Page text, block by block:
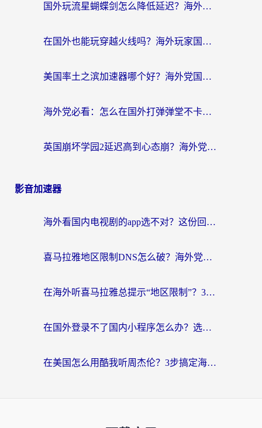
国外玩流星蝴蝶剑怎么降低延迟？海外党必看的加速秘籍（含欧洲鸣潮&彩虹岛优化攻略）
在国外也能玩穿越火线吗？海外玩家国服游戏畅玩终极指南
美国率土之滨加速器哪个好？海外党国服游戏畅玩终极指南（附多游戏解决方案）
海外党必看：怎么在国外打弹弹堂不卡？番茄加速器亲测指南
英国崩坏学园2延迟高到心态崩？海外党国服游戏加速终极指南
影音加速器
海外看国内电视剧的app选不对？这份回国加速器避坑指南帮你流畅追剧
喜马拉雅地区限制DNS怎么破？海外党听国内音乐听书的终极解决方案
在海外听喜马拉雅总提示“地区限制”？3步轻松解除+听国内音乐全攻略
在国外登录不了国内小程序怎么办？选对回国加速器，轻松解锁国内资源
在美国怎么用酷我听周杰伦？3步搞定海外听歌难题